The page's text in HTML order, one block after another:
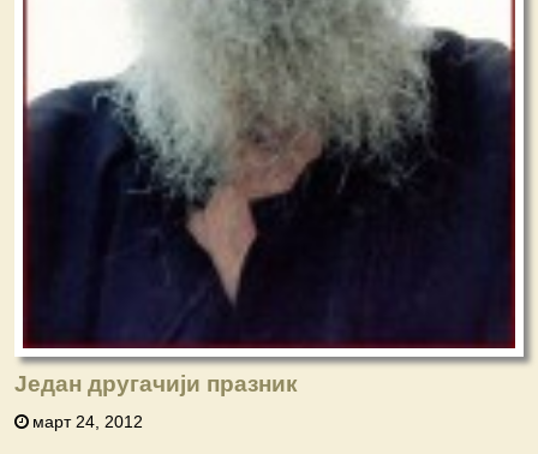
Један другачији празник
март 24, 2012